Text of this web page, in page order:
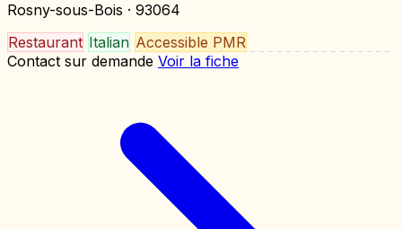
Rosny-sous-Bois · 93064
Restaurant Italian Accessible PMR
Contact sur demande Voir la fiche